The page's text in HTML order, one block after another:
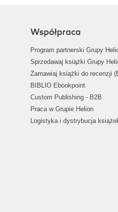
Współpraca
Program partnerski Grupy
Sprzedawaj książki Grupy
Zamawiaj książki do recenzji
BIBLIO Ebookpoint
Custom Publishing - B2B
Praca w Grupie Helion
Logistyka i dystrybucja